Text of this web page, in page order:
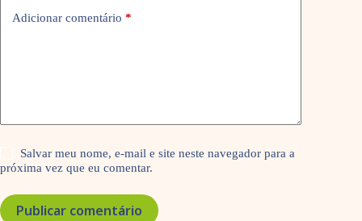
Adicionar comentário *
Salvar meu nome, e-mail e site neste navegador para a
próxima vez que eu comentar.
Publicar comentário